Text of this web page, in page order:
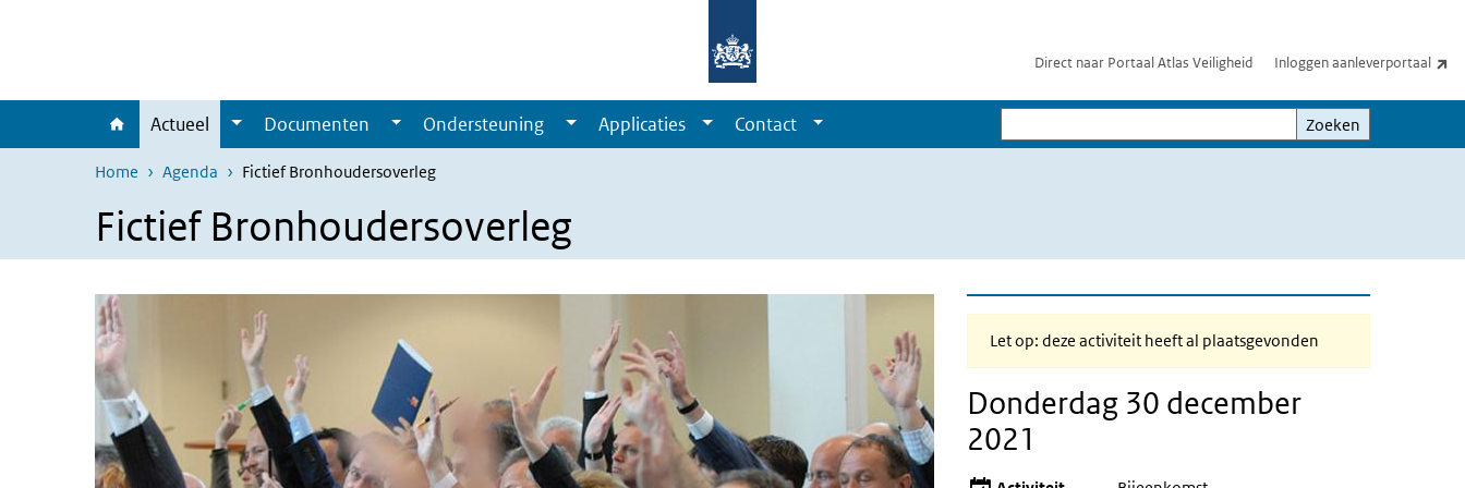
Direct naar Portaal Atlas Veiligheid Inloggen aanleverportaal
Actueel Documenten Ondersteuning Applicaties Contact
Zoeken
Zoeken
Home Agenda Fictief Bronhoudersoverleg
Fictief Bronhoudersoverleg
Let op: deze activiteit heeft al plaatsgevonden
Donderdag 30 december
2021